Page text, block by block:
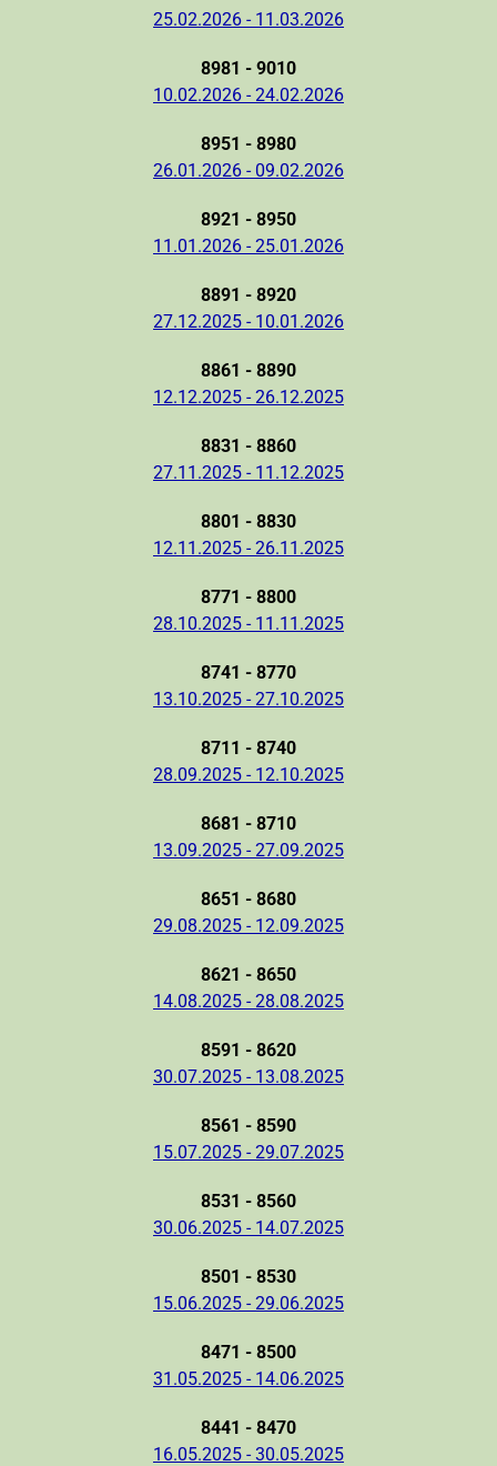
25.02.2026 - 11.03.2026
8981 - 9010
10.02.2026 - 24.02.2026
8951 - 8980
26.01.2026 - 09.02.2026
8921 - 8950
11.01.2026 - 25.01.2026
8891 - 8920
27.12.2025 - 10.01.2026
8861 - 8890
12.12.2025 - 26.12.2025
8831 - 8860
27.11.2025 - 11.12.2025
8801 - 8830
12.11.2025 - 26.11.2025
8771 - 8800
28.10.2025 - 11.11.2025
8741 - 8770
13.10.2025 - 27.10.2025
8711 - 8740
28.09.2025 - 12.10.2025
8681 - 8710
13.09.2025 - 27.09.2025
8651 - 8680
29.08.2025 - 12.09.2025
8621 - 8650
14.08.2025 - 28.08.2025
8591 - 8620
30.07.2025 - 13.08.2025
8561 - 8590
15.07.2025 - 29.07.2025
8531 - 8560
30.06.2025 - 14.07.2025
8501 - 8530
15.06.2025 - 29.06.2025
8471 - 8500
31.05.2025 - 14.06.2025
8441 - 8470
16.05.2025 - 30.05.2025